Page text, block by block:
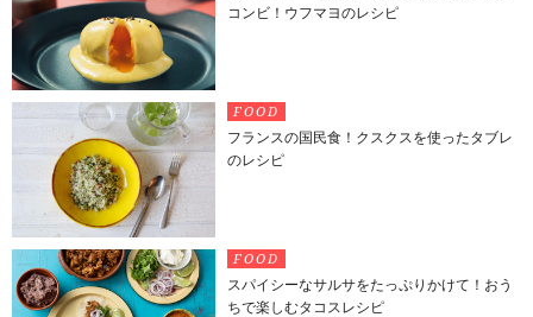
コンビ！ウフマヨのレシピ
FOOD
フランスの国民食！クスクスを使ったタブレ
のレシピ
FOOD
スパイシーなサルサをたっぷりかけて！おう
ちで楽しむタコスレシピ